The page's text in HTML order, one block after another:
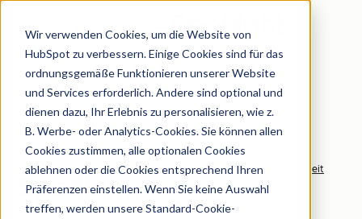
Wir verwenden Cookies, um die Website von
HubSpot zu verbessern. Einige Cookies sind für das
ordnungsgemäße Funktionieren unserer Website
und Services erforderlich. Andere sind optional und
dienen dazu, Ihr Erlebnis zu personalisieren, wie z.
B. Werbe- oder Analytics-Cookies. Sie können allen
Cookies zustimmen, alle optionalen Cookies
ablehnen oder die Cookies entsprechend Ihren
Präferenzen einstellen. Wenn Sie keine Auswahl
treffen, werden unsere Standard-Cookie-
© 2026 HubSpot, Inc.
Rechtliches DatenschutzrichtlinieSicherheitWebsite-Zugänglichkeit